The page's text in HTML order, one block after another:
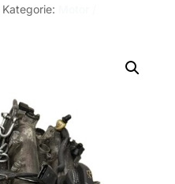
Kategorie: